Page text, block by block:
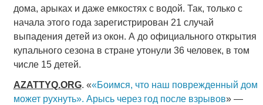
дома, арыках и даже емкостях с водой. Так, только с
начала этого года зарегистрирован 21 случай
выпадения детей из окон. А до официального открытия
купального сезона в стране утонули 36 человек, в том
числе 15 детей.
AZATTYQ.ORG. ««Боимся, что наш поврежденный дом
может рухнуть». Арысь через год после взрывов» —